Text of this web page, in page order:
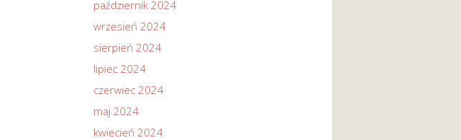
październik 2024
wrzesień 2024
sierpień 2024
lipiec 2024
czerwiec 2024
maj 2024
kwiecień 2024